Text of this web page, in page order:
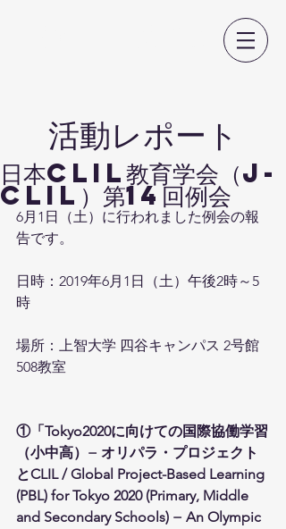
​活動レポート
日本CLIL教育学会（J-
CLIL）第14回例会
6月1日（土）に行われました例会の報
告です。
日時：2019年6月1日（土）午後2時～5
時
場所：上智大学 四谷キャンパス 2号館
508教室
①「Tokyo2020に向けての国際協働学習
（小中高）− オリパラ・プロジェクト
とCLIL / Global Project-Based Learning
(PBL) for Tokyo 2020 (Primary, Middle
and Secondary Schools) − An Olympic